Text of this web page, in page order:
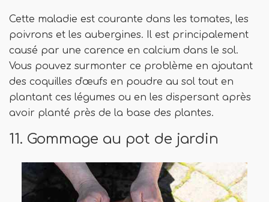
Cette maladie est courante dans les tomates, les
poivrons et les aubergines. Il est principalement
causé par une carence en calcium dans le sol.
Vous pouvez surmonter ce problème en ajoutant
des coquilles d'œufs en poudre au sol tout en
plantant ces légumes ou en les dispersant après
avoir planté près de la base des plantes.
11. Gommage au pot de jardin